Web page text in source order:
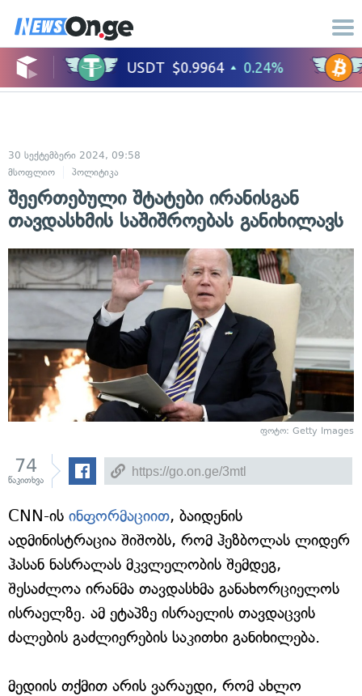
30 სექტემბერი 2024, 09:58
მსოფლიო
პოლიტიკა
შეერთებული შტატები ირანისგან
თავდასხმის საშიშროებას განიხილავს
ფოტო: Getty Images
74
წაკითხვა
CNN-ის ინფორმაციით, ბაიდენის
ადმინისტრაცია შიშობს, რომ ჰეზბოლას ლიდერ
ჰასან ნასრალას მკვლელობის შემდეგ,
შესაძლოა ირანმა თავდასხმა განახორციელოს
ისრაელზე. ამ ეტაპზე ისრაელის თავდაცვის
ძალების გაძლიერების საკითხი განიხილება.
მედიის თქმით არის ვარაუდი, რომ ახლო